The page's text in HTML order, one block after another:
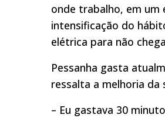
onde trabalho, em um
intensificação do
elétrica para não
Pessanha gasta
ressalta a melhoria da
– Eu gastava 30